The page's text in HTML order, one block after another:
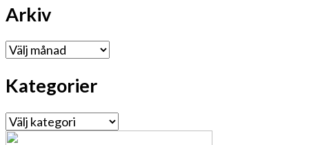
Arkiv
Arkiv
Kategorier
Kategorier